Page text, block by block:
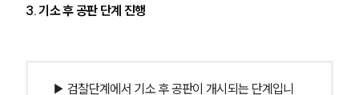
지식재산권그룹 업무
구성원 소개
3. 기소 후 공판 단계 진행
▶ 검찰단계에서 기소 후 공판이 개시되는 단계입니